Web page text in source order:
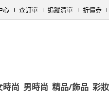
心 查訂單 追蹤清單 折價券
時尚 男時尚 精品/飾品 彩